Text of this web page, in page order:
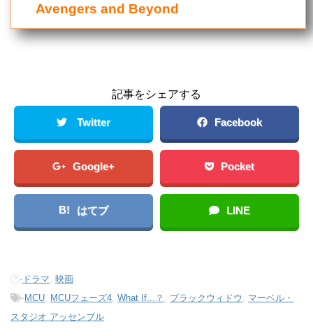
Avengers and Beyond
記事をシェアする
Twitter Facebook
Google+ Pocket
B! はてブ LINE
- ドラマ 映画
-MCU MCUフェーズ4 ,What If...？ ブラックウィドウ マーベル・
スタジオ アッセンブル